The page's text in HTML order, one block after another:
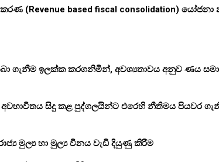
(Revenue based fiscal consolidation)
ගැනීම ඉලක්ක කරගනිමින්, අවශ්‍යතාවය අනුව ණය
සිදු කළ පුද්ගලයින්ට එරෙහි නීතිමය පියවර
මුල්‍ය හා මුල්‍ය විනය වැඩි දියුණු කිරීම